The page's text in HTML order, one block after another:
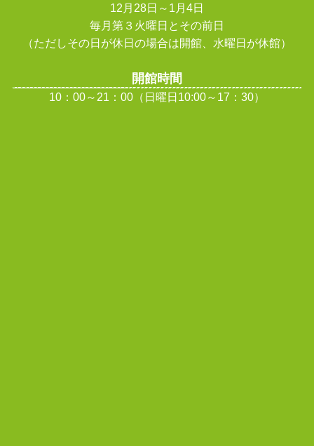
12月28日～1月4日
毎月第３火曜日とその前日
（ただしその日が休日の場合は開館、水曜日が休館）
開館時間
10：00～21：00（日曜日10:00～17：30）